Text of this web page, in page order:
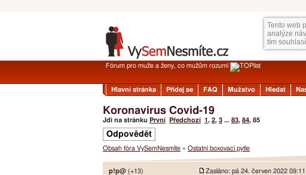
Tento web
analýze
tím
Fórum pro muže a ženy, co mužům rozumí
Hlavní stránka Přidej se FAQ Mužstvo Hledat
Koronavirus Covid-19
Jdi na stránku První Předchozí 1, 2, 3 ... 83, 84, 85
Odpovědět
Obsah fóra VySemNesmíte » Ostatní boxovací pytle
p!p@ (+13)
Zasláno: pá 24. červen 2022 09:11